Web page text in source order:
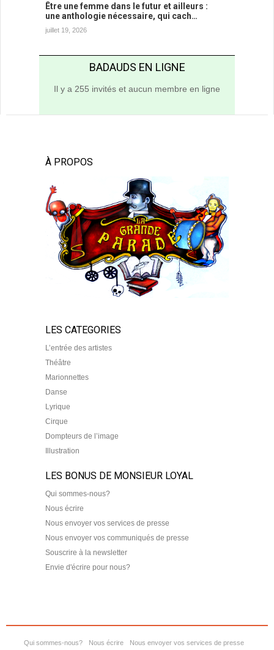
Être une femme dans le futur et ailleurs :
une anthologie nécessaire, qui cach…
juillet 19, 2026
BADAUDS EN LIGNE
Il y a 255 invités et aucun membre en ligne
À PROPOS
LES CATEGORIES
L’entrée des artistes
Théâtre
Marionnettes
Danse
Lyrique
Cirque
Dompteurs de l’image
Illustration
LES BONUS DE MONSIEUR LOYAL
Qui sommes-nous?
Nous écrire
Nous envoyer vos services de presse
Nous envoyer vos communiqués de presse
Souscrire à la newsletter
Envie d'écrire pour nous?
Qui sommes-nous? Nous écrire Nous envoyer vos services de presse